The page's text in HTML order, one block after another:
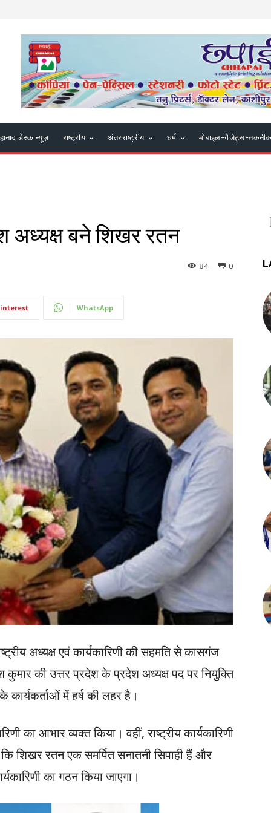
डेस्क न्यूज़ राष्ट्रीय अंतरराष्ट्रीय धर्म मोबाइल-गैजेट्स-
अध्यक्ष बने शिखर रतन
0
84
WhatsApp
अध्यक्ष एवं कार्यकारिणी की सहमति से कासगंज
की उत्तर प्रदेश के प्रदेश अध्यक्ष पद पर नियुक्ति
में हर्ष की लहर है।
का आभार व्यक्त किया। वहीं, राष्ट्रीय कार्यकारिणी
शिखर रतन एक समर्पित सनातनी सिपाही हैं और
का गठन किया जाएगा।